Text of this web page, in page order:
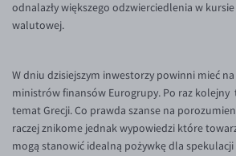
HUF/PLN
ILS/PLN
NZD/PLN
RON/PLN
SGD/PLN
Wymiana walut
Banki i przelewy
Słowniczek
odnalazły większego odzwierciedlenia w
walutowej.
W dniu dzisiejszym inwestorzy powinni mieć
ministrów finansów Eurogrupy. Po raz
temat Grecji. Co prawda szanse na
raczej znikome jednak wypowiedzi które
mogą stanowić idealną pożywkę dla